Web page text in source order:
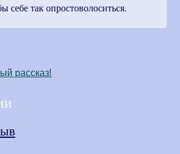
себе так опростоволоситься.
рассказ!